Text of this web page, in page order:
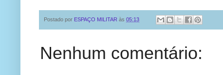
Postado por ESPAÇO MILITAR às 05:13
Nenhum comentário: